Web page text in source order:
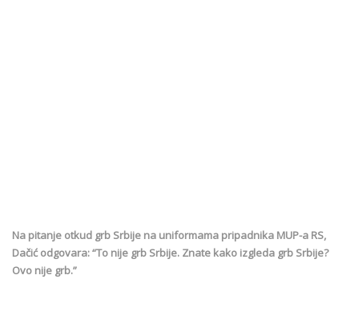
Na pitanje otkud grb Srbije na uniformama pripadnika MUP-a RS,
Dačić odgovara: “To nije grb Srbije. Znate kako izgleda grb Srbije?
Ovo nije grb.”